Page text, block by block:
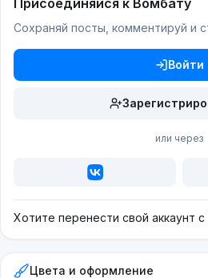
Присоединяйся к Вомбату
Сохраняй посты, комментируй и
Войти
или через
Хотите перенести свой аккаунт с
Цвета и оформление